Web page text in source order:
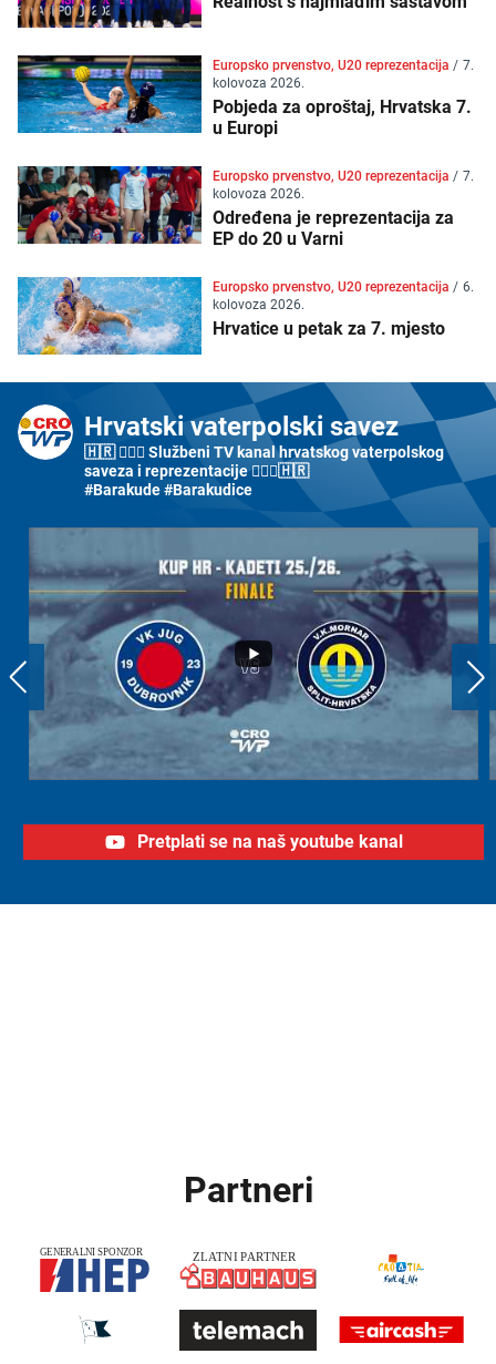
Europsko prvenstvo, U20 reprezentacija/ 7.
kolovoza 2026.
Pobjeda za oproštaj, Hrvatska 7.
u Europi
Europsko prvenstvo, U20 reprezentacija/ 7.
kolovoza 2026.
Određena je reprezentacija za
EP do 20 u Varni
Europsko prvenstvo, U20 reprezentacija/ 6.
kolovoza 2026.
Hrvatice u petak za 7. mjesto
Hrvatski vaterpolski savez
🇭🇷 🤽🏼‍♂️ Službeni TV kanal hrvatskog vaterpolskog
saveza i reprezentacije 🤽🏼‍♀️🇭🇷
#Barakude #Barakudice
Pretplati se na naš youtube kanal
Partneri